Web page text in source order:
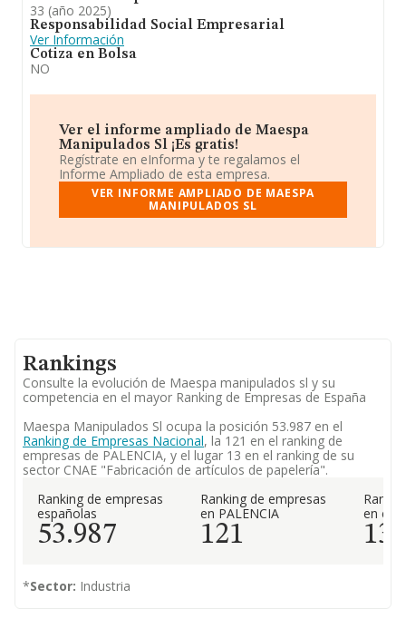
33 (año 2025)
Responsabilidad Social Empresarial
Ver Información
Cotiza en Bolsa
NO
Ver el informe ampliado de Maespa
Manipulados Sl ¡Es gratis!
Regístrate en eInforma y te regalamos el
Informe Ampliado de esta empresa.
VER INFORME AMPLIADO DE MAESPA
MANIPULADOS SL
Rankings
Consulte la evolución de Maespa manipulados sl y su
competencia en el mayor Ranking de Empresas de España
Maespa Manipulados Sl ocupa la posición 53.987 en el
Ranking de Empresas Nacional, la 121 en el ranking de
empresas de PALENCIA, y el lugar 13 en el ranking de su
sector CNAE "Fabricación de artículos de papelería".
Ranking de empresas
españolas
53.987
Ranking de empresas
en PALENCIA
121
en el
13
*Sector: Industria